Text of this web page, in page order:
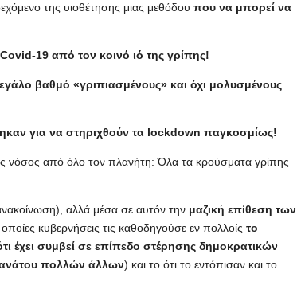
της υιοθέτησης μιας μεθόδου που να μπορεί να
19 από τον κοινό ιό της γρίπης!
βαθμό «γριπιασμένους» και όχι μολυσμένους
για να στηριχθούν τα lockdown παγκοσμίως!
ως νόσος από όλο τον πλανήτη: Όλα τα κρούσματα γρίπης
αλλά μέσα σε αυτόν την μαζική επίθεση των
οποίες κυβερνήσεις τις καθοδηγούσε εν πολλοίς το
έχει συμβεί σε επίπεδο στέρησης δημοκρατικών
πολλών άλλων) και το ότι το εντόπισαν και το